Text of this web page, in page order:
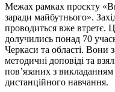
Межах рамках проєкту
заради майбутнього».
проводиться вже втретє.
долучились понад 70
Черкаси та області. Вони
методичні доповіді та
пов’язаних з
дистанційного навчання.